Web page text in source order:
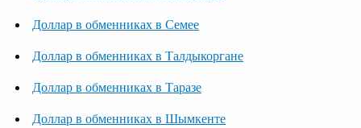
Доллар в обменниках в Семее
Доллар в обменниках в Талдыкоргане
Доллар в обменниках в Таразе
Доллар в обменниках в Шымкенте